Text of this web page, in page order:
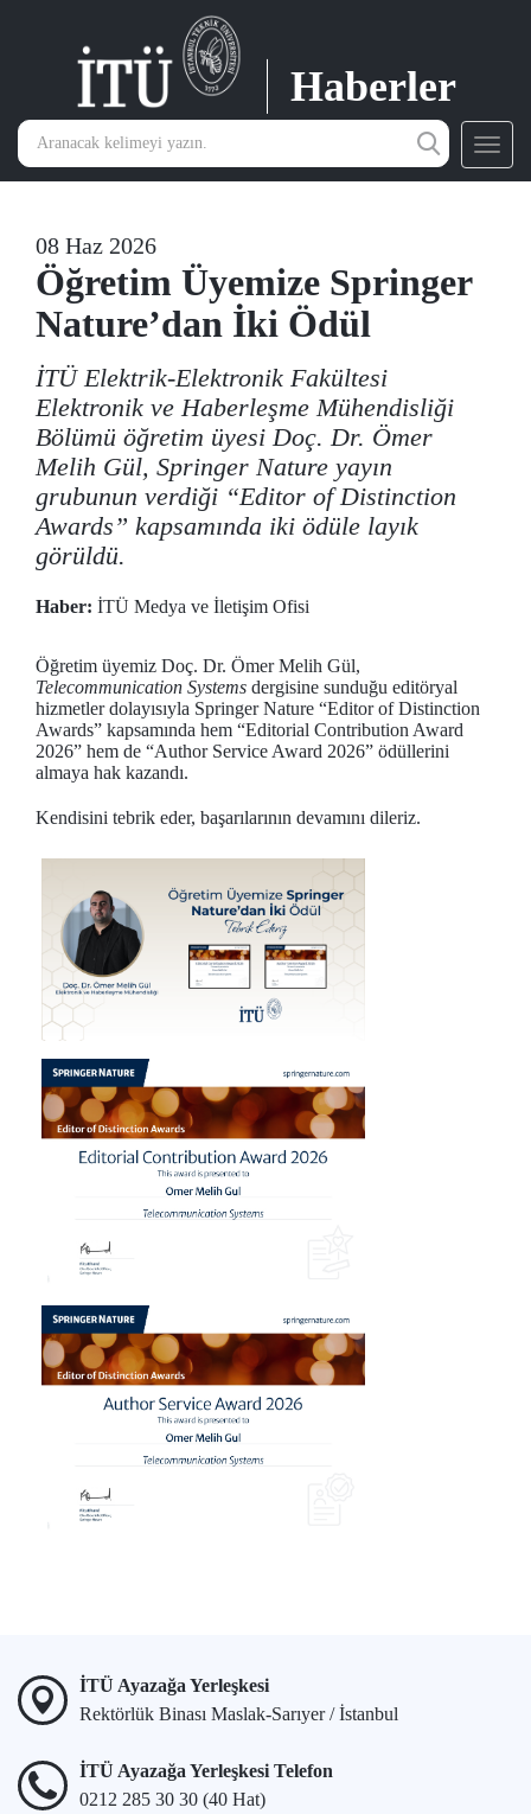
Haberler
08 Haz 2026
Öğretim Üyemize Springer
Nature’dan İki Ödül
İTÜ Elektrik-Elektronik Fakültesi
Elektronik ve Haberleşme Mühendisliği
Bölümü öğretim üyesi Doç. Dr. Ömer
Melih Gül, Springer Nature yayın
grubunun verdiği “Editor of Distinction
Awards” kapsamında iki ödüle layık
görüldü.
Haber: İTÜ Medya ve İletişim Ofisi
Öğretim üyemiz Doç. Dr. Ömer Melih Gül,
Telecommunication Systems dergisine sunduğu editöryal
hizmetler dolayısıyla Springer Nature “Editor of Distinction
Awards” kapsamında hem “Editorial Contribution Award
2026” hem de “Author Service Award 2026” ödüllerini
almaya hak kazandı.
Kendisini tebrik eder, başarılarının devamını dileriz.
İTÜ Ayazağa Yerleşkesi
Rektörlük Binası Maslak-Sarıyer / İstanbul
İTÜ Ayazağa Yerleşkesi Telefon
0212 285 30 30 (40 Hat)